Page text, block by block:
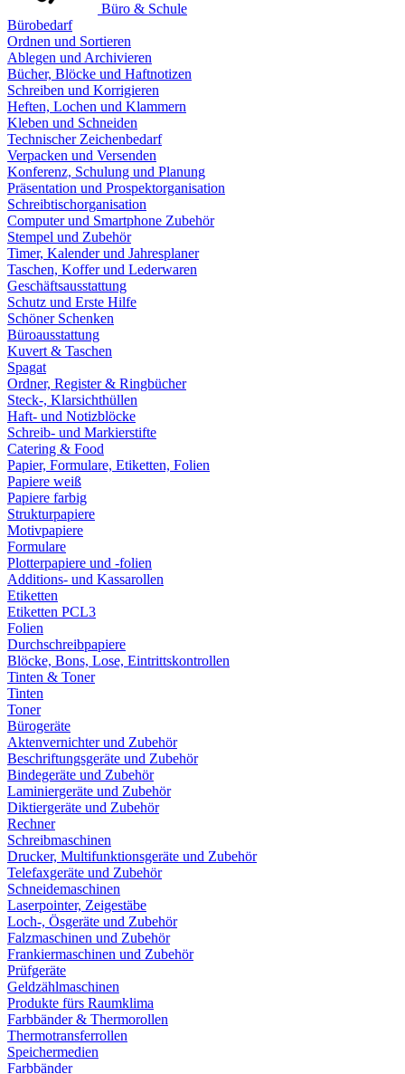
Büro & Schule
Bürobedarf
Ordnen und Sortieren
Ablegen und Archivieren
Bücher, Blöcke und Haftnotizen
Schreiben und Korrigieren
Heften, Lochen und Klammern
Kleben und Schneiden
Technischer Zeichenbedarf
Verpacken und Versenden
Konferenz, Schulung und Planung
Präsentation und Prospektorganisation
Schreibtischorganisation
Computer und Smartphone Zubehör
Stempel und Zubehör
Timer, Kalender und Jahresplaner
Taschen, Koffer und Lederwaren
Geschäftsausstattung
Schutz und Erste Hilfe
Schöner Schenken
Büroausstattung
Kuvert & Taschen
Spagat
Ordner, Register & Ringbücher
Steck-, Klarsichthüllen
Haft- und Notizblöcke
Schreib- und Markierstifte
Catering & Food
Papier, Formulare, Etiketten, Folien
Papiere weiß
Papiere farbig
Strukturpapiere
Motivpapiere
Formulare
Plotterpapiere und -folien
Additions- und Kassarollen
Etiketten
Etiketten PCL3
Folien
Durchschreibpapiere
Blöcke, Bons, Lose, Eintrittskontrollen
Tinten & Toner
Tinten
Toner
Bürogeräte
Aktenvernichter und Zubehör
Beschriftungsgeräte und Zubehör
Bindegeräte und Zubehör
Laminiergeräte und Zubehör
Diktiergeräte und Zubehör
Rechner
Schreibmaschinen
Drucker, Multifunktionsgeräte und Zubehör
Telefaxgeräte und Zubehör
Schneidemaschinen
Laserpointer, Zeigestäbe
Loch-, Ösgeräte und Zubehör
Falzmaschinen und Zubehör
Frankiermaschinen und Zubehör
Prüfgeräte
Geldzählmaschinen
Produkte fürs Raumklima
Farbbänder & Thermorollen
Thermotransferrollen
Speichermedien
Farbbänder